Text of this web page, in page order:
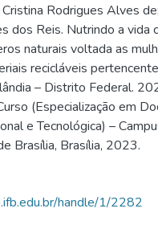
Rodrigues Alves
dos Reis. Nutrindo a vida
naturais voltada as
recicláveis
– Distrito Federal.
(Especialização em
e Tecnológica) –
Brasília, Brasília, 2023.
handle/1/2282